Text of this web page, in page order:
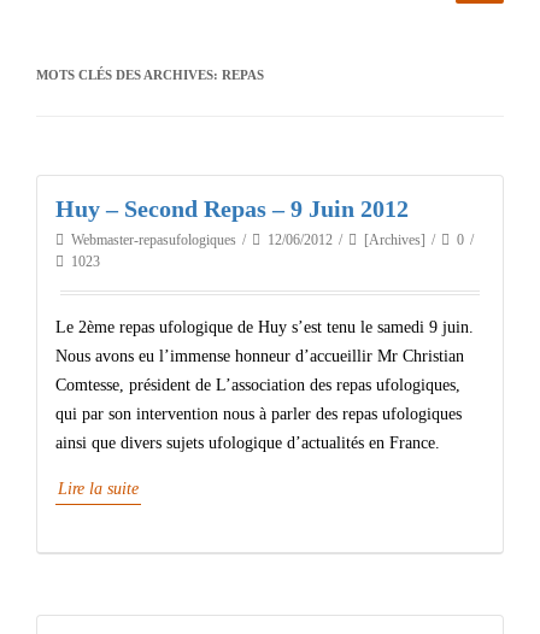
MOTS CLÉS DES ARCHIVES: REPAS
Huy – Second Repas – 9 Juin 2012
Webmaster-repasufologiques 12/06/2012 [Archives]
0
1023
Le 2ème repas ufologique de Huy s’est tenu le samedi 9 juin.
Nous avons eu l’immense honneur d’accueillir Mr Christian
Comtesse, président de L’association des repas ufologiques,
qui par son intervention nous à parler des repas ufologiques
ainsi que divers sujets ufologique d’actualités en France.
Lire la suite